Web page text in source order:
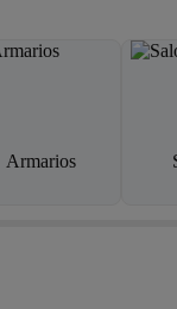
Armarios